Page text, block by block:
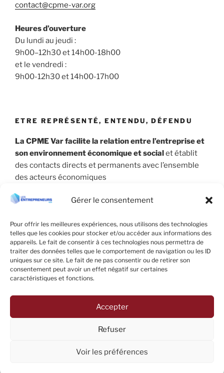
Gérer le consentement
Pour offrir les meilleures expériences, nous utilisons des technologies
telles que les cookies pour stocker et/ou accéder aux informations des
appareils. Le fait de consentir à ces technologies nous permettra de
traiter des données telles que le comportement de navigation ou les ID
uniques sur ce site. Le fait de ne pas consentir ou de retirer son
consentement peut avoir un effet négatif sur certaines
caractéristiques et fonctions.
Accepter
Refuser
Voir les préférences
contact@cpme-var.org
Heures d’ouverture
Du lundi au jeudi :
9h00–12h30 et 14h00-18h00
et le vendredi :
9h00-12h30 et 14h00-17h00
ETRE REPRÉSENTÉ, ENTENDU, DÉFENDU
La CPME Var facilite la relation entre l’entreprise et
son environnement économique et socialet établit
des contacts directs et permanents avec l’ensemble
des acteurs économiques
FacebookLinkedInE-
Fièrement propulsé par WordPress